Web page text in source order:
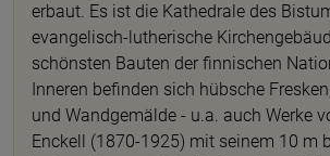
erbaut. Es ist die Kathedrale des
evangelisch-lutherische
schönsten Bauten der finnischen
Inneren befinden sich hübsche
und Wandgemälde - u.a. auch Werke
Enckell (1870-1925) mit seinem 10 m